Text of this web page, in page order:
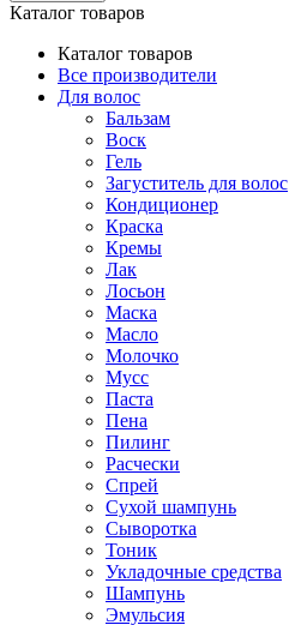
Каталог товаров
Каталог товаров
Все производители
Для волос
Бальзам
Воск
Гель
Загуститель для волос
Кондиционер
Краска
Кремы
Лак
Лосьон
Маска
Масло
Молочко
Мусс
Паста
Пена
Пилинг
Расчески
Спрей
Сухой шампунь
Сыворотка
Тоник
Укладочные средства
Шампунь
Эмульсия